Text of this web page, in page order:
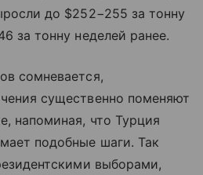
до $252−255 за тонну
за тонну неделей ранее.
сомневается,
существенно поменяют
напоминая, что Турция
подобные шаги. Так
выборами,